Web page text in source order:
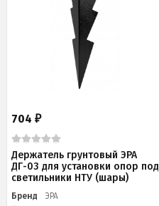
704 ₽
Держатель грунтовый ЭРА
ДГ-03 для установки опор под
светильники НТУ (шары)
Бренд
ЭРА